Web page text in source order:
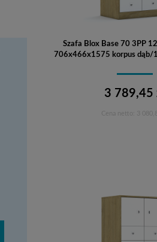
Szafa Blox Base 70 3PP
706x466x1575 korpus dąb/
3 789,45
3